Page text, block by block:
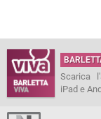
Scarica
iPad e